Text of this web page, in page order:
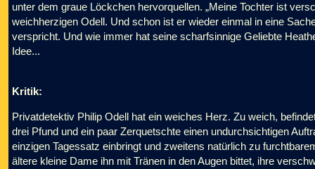
unter dem graue Löckchen hervorquellen. „Meine Tochter ist
weichherzigen Odell. Und schon ist er wieder einmal in eine
verspricht. Und wie immer hat seine scharfsinnige Geliebte
Idee...
Kritik:
Privatdetektiv Philip Odell hat ein weiches Herz. Zu weich,
drei Pfund und ein paar Zerquetschte einen undurchsichtigen
einzigen Tagessatz einbringt und zweitens natürlich zu
ältere kleine Dame ihn mit Tränen in den Augen bittet, ihre